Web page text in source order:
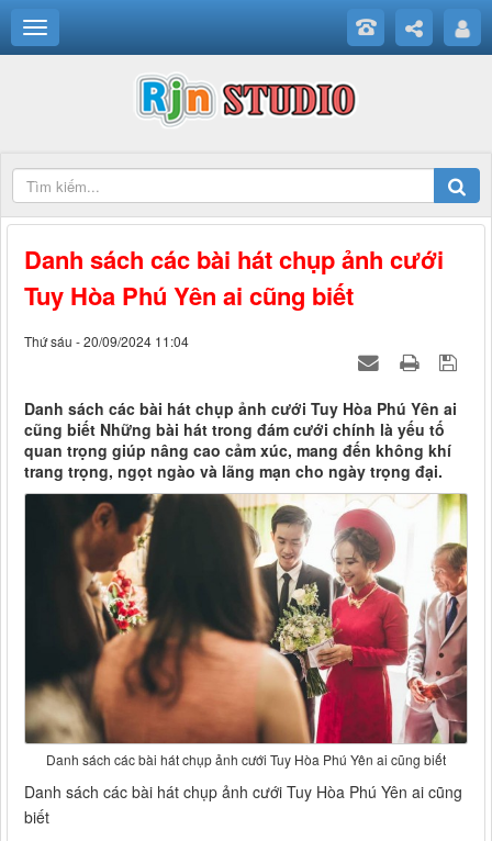
Danh sách các bài hát chụp ảnh cưới
Tuy Hòa Phú Yên ai cũng biết
Thứ sáu - 20/09/2024 11:04
Danh sách các bài hát chụp ảnh cưới Tuy Hòa Phú Yên ai
cũng biết Những bài hát trong đám cưới chính là yếu tố
quan trọng giúp nâng cao cảm xúc, mang đến không khí
trang trọng, ngọt ngào và lãng mạn cho ngày trọng đại.
Danh sách các bài hát chụp ảnh cưới Tuy Hòa Phú Yên ai cũng biết
Danh sách các bài hát chụp ảnh cưới Tuy Hòa Phú Yên ai cũng
biết